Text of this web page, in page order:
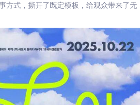
方式，撕开了既定模板，给观众带来了无